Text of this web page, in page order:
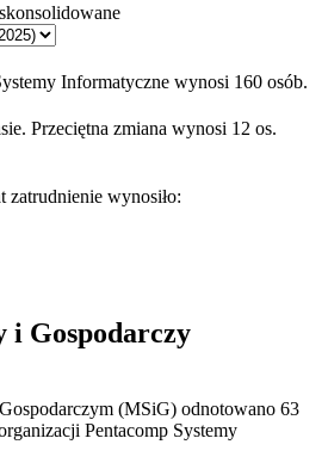
Informatyczne wynosi 160 osób.
Przeciętna zmiana wynosi 12 os.
zatrudnienie wynosiło:
i Gospodarczy
(MSiG) odnotowano 63
Pentacomp Systemy